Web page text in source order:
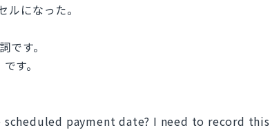
になった。
す。
す。
payment date? I need to record